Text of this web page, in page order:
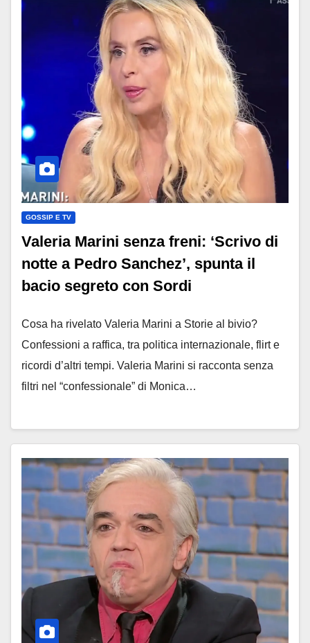
GOSSIP E TV
Valeria Marini senza freni: ‘Scrivo di
notte a Pedro Sanchez’, spunta il
bacio segreto con Sordi
Cosa ha rivelato Valeria Marini a Storie al bivio?
Confessioni a raffica, tra politica internazionale, flirt e
ricordi d’altri tempi. Valeria Marini si racconta senza
filtri nel “confessionale” di Monica…